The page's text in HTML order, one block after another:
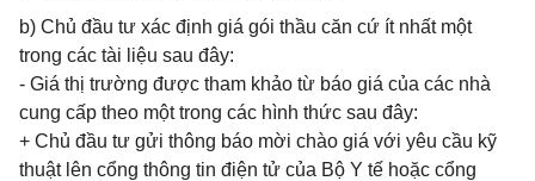
b) Chủ đầu tư xác định giá gói thầu căn cứ ít nhất một
trong các tài liệu sau đây:
- Giá thị trường được tham khảo từ báo giá của các nhà
cung cấp theo một trong các hình thức sau đây:
+ Chủ đầu tư gửi thông báo mời chào giá với yêu cầu kỹ
thuật lên cổng thông tin điện tử của Bộ Y tế hoặc cổng